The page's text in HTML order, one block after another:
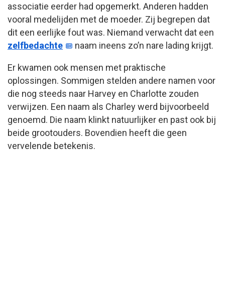
associatie eerder had opgemerkt. Anderen hadden
vooral medelijden met de moeder. Zij begrepen dat
dit een eerlijke fout was. Niemand verwacht dat een
zelfbedachte
naam ineens zo’n nare lading krijgt.
Er kwamen ook mensen met praktische
oplossingen. Sommigen stelden andere namen voor
die nog steeds naar Harvey en Charlotte zouden
verwijzen. Een naam als Charley werd bijvoorbeeld
genoemd. Die naam klinkt natuurlijker en past ook bij
beide grootouders. Bovendien heeft die geen
vervelende betekenis.